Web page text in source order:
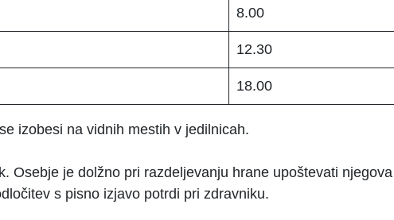
8.00
12.30
18.00
izobesi na vidnih mestih v jedilnicah.
Osebje je dolžno pri razdeljevanju hrane upoštevati
s pisno izjavo potrdi pri zdravniku.